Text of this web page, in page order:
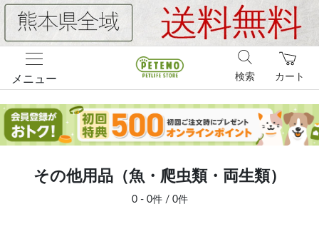
メニュー カート
検索
その他用品（魚・爬虫類・両生類）
0 - 0件 / 0件